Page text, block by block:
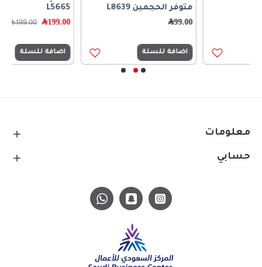
متوفر الحجمين L8639
اضافة للسلة
L5665
499.00﷼
اضافة للسلة
معلومات
حسابي